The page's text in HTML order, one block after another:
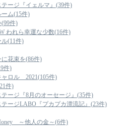
ージ『イェルマ』(39件)
ム(15件)
件)
われら幸運な少数(16件)
(11件)
花束を(86件)
件)
ャロル 2021(105件)
件)
ージ『8月のオーセージ』(35件)
ージLABO『プカプカ漂流記』(23件)
～他人の金～(6件)